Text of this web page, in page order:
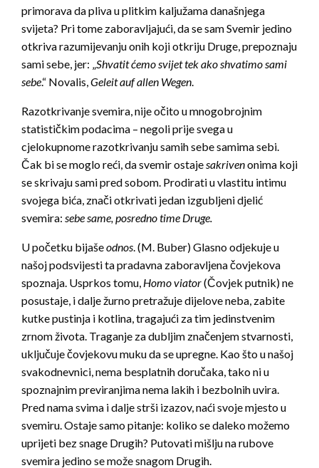
primorava da pliva u plitkim kaljužama današnjega
svijeta? Pri tome zaboravljajući, da se sam Svemir jedino
otkriva razumijevanju onih koji otkriju Druge, prepoznaju
sami sebe, jer: „Shvatit ćemo svijet tek ako shvatimo sami
sebe.“ Novalis,Geleit auf allen Wegen.
Razotkrivanje svemira, nije očito u mnogobrojnim
statističkim podacima – negoli prije svega u
cjelokupnome razotkrivanju samih sebe samima sebi.
Čak bi se moglo reći, da svemir ostajesakrivenonima koji
se skrivaju sami pred sobom. Prodirati u vlastitu intimu
svojega bića, znači otkrivati jedan izgubljeni djelić
svemira: sebe same, posredno time Druge.
U početku bijašeodnos. (M. Buber) Glasno odjekuje u
našoj podsvijesti ta pradavna zaboravljena čovjekova
spoznaja. Usprkos tomu, Homo viator(Čovjek putnik) ne
posustaje, i dalje žurno pretražuje dijelove neba, zabite
kutke pustinja i kotlina, tragajući za tim jedinstvenim
zrnom života. Traganje za dubljim značenjem stvarnosti,
uključuje čovjekovu muku da se upregne. Kao što u našoj
svakodnevnici, nema besplatnih doručaka, tako ni u
spoznajnim previranjima nema lakih i bezbolnih uvira.
Pred nama svima i dalje strši izazov, naći svoje mjesto u
svemiru. Ostaje samo pitanje: koliko se daleko možemo
uprijeti bez snage Drugih? Putovati mišlju na rubove
svemira jedino se može snagom Drugih.